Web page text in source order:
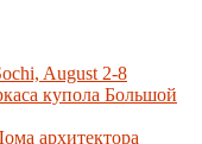
August 2-8
купола Большой
архитектора